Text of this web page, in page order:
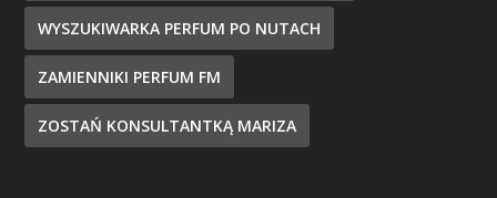
WYSZUKIWARKA PERFUM PO NUTACH
ZAMIENNIKI PERFUM FM
ZOSTAŃ KONSULTANTKĄ MARIZA